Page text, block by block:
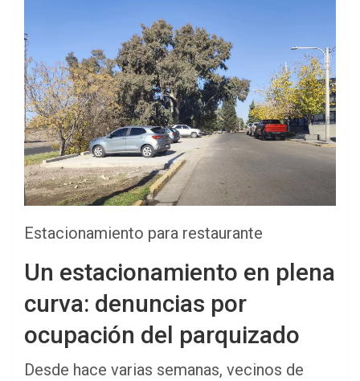
Estacionamiento para restaurante
Un estacionamiento en plena
curva: denuncias por
ocupación del parquizado
Desde hace varias semanas, vecinos de